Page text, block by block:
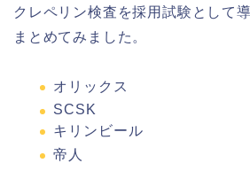
クレペリン検査を採用試験として
まとめてみました。
オリックス
SCSK
キリンビール
帝人